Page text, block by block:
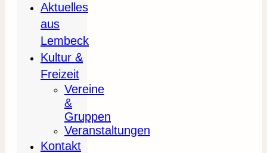
Aktuelles
aus
Lembeck
Kultur &
Freizeit
Vereine
&
Gruppen
Veranstaltungen
Kontakt